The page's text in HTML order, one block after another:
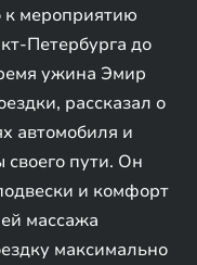
к мероприятию
Петербурга до
ужина Эмир
рассказал о
автомобиля и
пути. Он
и комфорт
массажа
максимально